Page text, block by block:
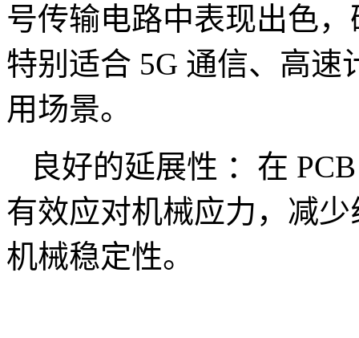
号传输电路中表现出色
特别适合 5G 通信、高
用场景。
良好的延展性 ：在
有效应对机械应力，减
机械稳定性。